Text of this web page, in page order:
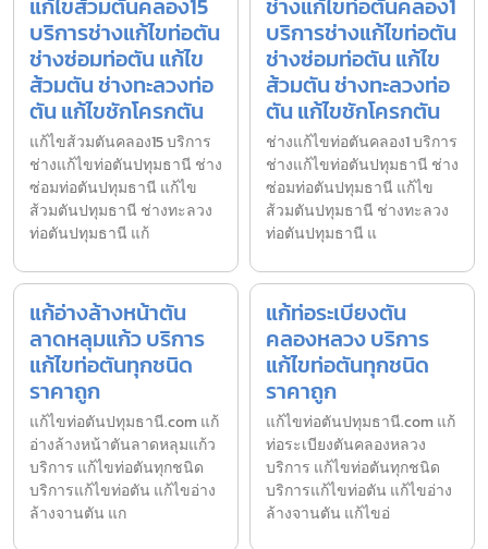
บริการช่างแก้ไขท่อตัน
ช่างซ่อมท่อตัน แก้ไข
ส้วมตัน ช่างทะลวงท่อ
ตัน แก้ไขชักโครกตัน
แก้ไขส้วมตันคลอง15 บริการ
ช่างแก้ไขท่อตันปทุมธานี ช่าง
ซ่อมท่อตันปทุมธานี แก้ไข
ส้วมตันปทุมธานี ช่างทะลวง
ท่อตันปทุมธานี แก้
บริการช่างแก้ไขท่อตัน
ช่างซ่อมท่อตัน แก้ไข
ส้วมตัน ช่างทะลวงท่อ
ตัน แก้ไขชักโครกตัน
ช่างแก้ไขท่อตันคลอง1 บริการ
ช่างแก้ไขท่อตันปทุมธานี ช่าง
ซ่อมท่อตันปทุมธานี แก้ไข
ส้วมตันปทุมธานี ช่างทะลวง
ท่อตันปทุมธานี แ
แก้อ่างล้างหน้าตัน
ลาดหลุมแก้ว บริการ
แก้ไขท่อตันทุกชนิด
ราคาถูก
แก้ไขท่อตันปทุมธานี.com แก้
อ่างล้างหน้าตันลาดหลุมแก้ว
บริการ แก้ไขท่อตันทุกชนิด
บริการแก้ไขท่อตัน แก้ไขอ่าง
ล้างจานตัน แก
แก้ท่อระเบียงตัน
คลองหลวง บริการ
แก้ไขท่อตันทุกชนิด
ราคาถูก
แก้ไขท่อตันปทุมธานี.com แก้
ท่อระเบียงตันคลองหลวง
บริการ แก้ไขท่อตันทุกชนิด
บริการแก้ไขท่อตัน แก้ไขอ่าง
ล้างจานตัน แก้ไขอ่